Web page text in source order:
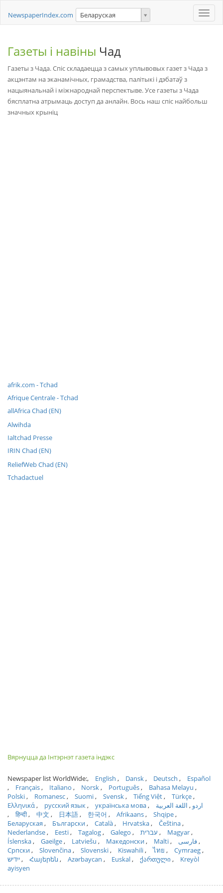
Toggle
NewspaperIndex.com Беларуская
Газеты і навіны Чад
Газеты з Чада. Спіс складаецца з самых уплывовых газет з Чада з
акцэнтам на эканамічных, грамадства, палітыкі і дэбатаў з
нацыянальнай і міжнароднай перспектыве. Усе газеты з Чада
бясплатна атрымаць доступ да анлайн. Вось наш спіс найбольш
значных крыніц
afrik.com - Tchad
Afrique Centrale - Tchad
allAfrica Chad (EN)
Alwihda
Ialtchad Presse
IRIN Chad (EN)
ReliefWeb Chad (EN)
Tchadactuel
Вярнуцца да Інтэрнэт газета індэкс
Newspaper list WorldWide: English Dansk Deutsch
Español
Français
Italiano Norsk Português
Bahasa Melayu
Polski
Romanesc Suomi Svensk Tiếng Việt
Türkçe
Ελληνικά
русский язык українська мова اردو
اللغة العربية
हिन्दी
中文 日本語 한국어 Afrikaans
Shqipe
Беларуская
Български Català Hrvatska
Čeština
Nederlandse
Eesti Tagalog Galego עברית
Magyar
Íslenska
Gaeilge Latviešu Македонски Malti
فارسی
Српски
Slovenčina Slovenski Kiswahili ไทย
Cymraeg
ייִדיש
Հայերեն Azərbaycan Euskal ქართული
Kreyòl
ayisyen